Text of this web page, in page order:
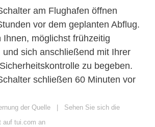
am Flughafen öffnen
vor dem geplanten Abflug.
Ihnen, möglichst frühzeitig
und sich anschließend mit Ihrer
zu begeben.
schließen 60 Minuten vor
der Quelle | Sehen Sie sich die
auf tui.com an